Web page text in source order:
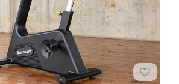
en argent
mousse